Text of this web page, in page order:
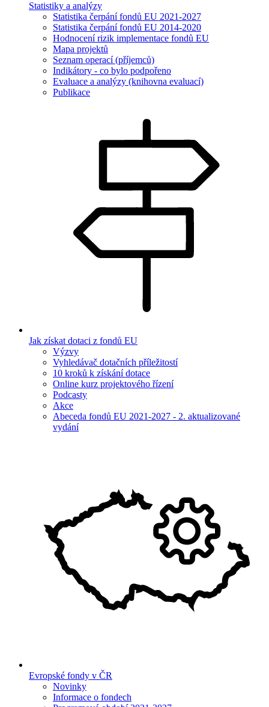
Statistiky a analýzy
Statistika čerpání fondů EU 2021-2027
Statistika čerpání fondů EU 2014-2020
Hodnocení rizik implementace fondů EU
Mapa projektů
Seznam operací (příjemců)
Indikátory - co bylo podpořeno
Evaluace a analýzy (knihovna evaluací)
Publikace
Jak získat dotaci z fondů EU
Výzvy
Vyhledávač dotačních příležitostí
10 kroků k získání dotace
Online kurz projektového řízení
Podcasty
Akce
Abeceda fondů EU 2021-2027 - 2. aktualizované
vydání
Evropské fondy v ČR
Novinky
Informace o fondech